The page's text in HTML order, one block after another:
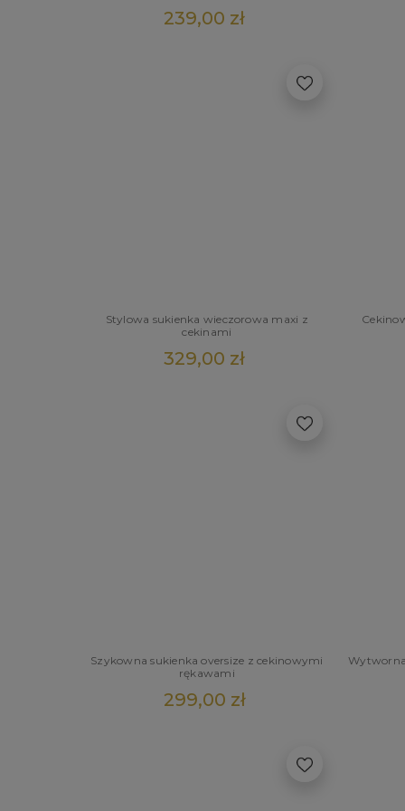
239,00 zł
Stylowa sukienka wieczorowa maxi z
cekinami
329,00 zł
Szykowna sukienka oversize z cekinowymi
rękawami
299,00 zł